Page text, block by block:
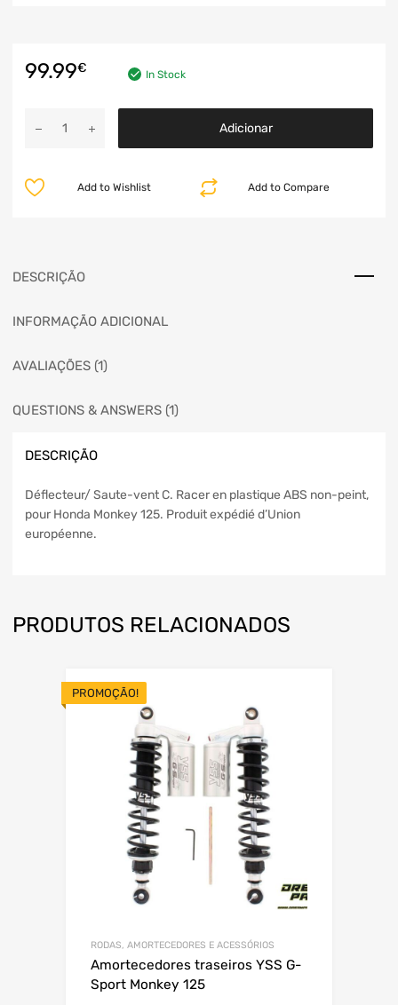
99.99€ In Stock
Adicionar
Add to Compare
Add to Wishlist
DESCRIÇÃO
INFORMAÇÃO ADICIONAL
AVALIAÇÕES (1)
QUESTIONS & ANSWERS (1)
DESCRIÇÃO
Déflecteur/ Saute-vent C. Racer en plastique ABS non-peint,
pour Honda Monkey 125. Produit expédié d’Union
européenne.
PRODUTOS RELACIONADOS
PROMOÇÃO!
RODAS, AMORTECEDORES E ACESSÓRIOS
Amortecedores traseiros YSS G-
Sport Monkey 125